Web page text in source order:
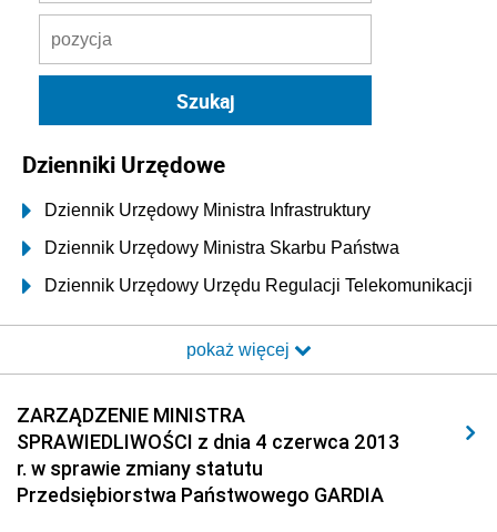
Dzienniki Urzędowe
Dziennik Urzędowy Ministra Infrastruktury
Dziennik Urzędowy Ministra Skarbu Państwa
Dziennik Urzędowy Urzędu Regulacji Telekomunikacji
Dziennik Urzędowy Ministra Transportu i Budownictwa
Elektronicznej
Dziennik Urzędowy Ministra Spraw Wewnętrznych i
Administracji
pokaż więcej
ZARZĄDZENIE MINISTRA
SPRAWIEDLIWOŚCI z dnia 4 czerwca 2013
r. w sprawie zmiany statutu
Przedsiębiorstwa Państwowego GARDIA